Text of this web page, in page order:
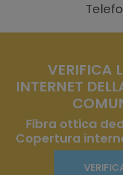
VERIFICA
INTERNET
Fibra ottica
Copertura